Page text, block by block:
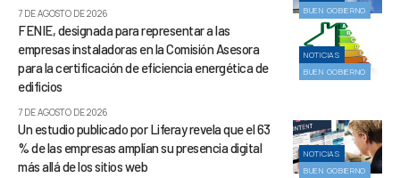
BUEN GOBIERNO
7 DE AGOSTO DE 2026
NOTICIAS
BUEN GOBIERNO
FENIE, designada para representar a las
empresas instaladoras en la Comisión Asesora
para la certificación de eficiencia energética de
edificios
7 DE AGOSTO DE 2026
NOTICIAS
BUEN GOBIERNO
Un estudio publicado por Liferay revela que el 63
% de las empresas amplían su presencia digital
más allá de los sitios web